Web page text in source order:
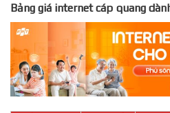
Bảng giá internet cáp quang